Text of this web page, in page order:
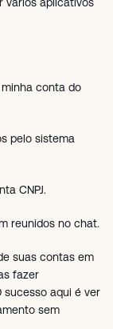
conta do
pelo sistema
CNPJ.
reunidos no chat.
suas contas em
fazer
sucesso aqui é ver
sem